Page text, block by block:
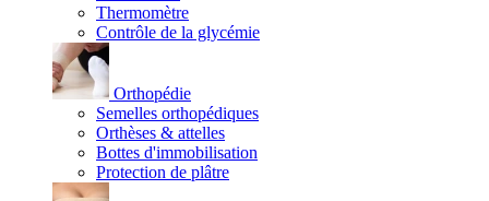
Thermomètre
Contrôle de la glycémie
Orthopédie
Semelles orthopédiques
Orthèses & attelles
Bottes d'immobilisation
Protection de plâtre